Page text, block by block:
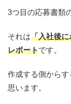
3つ目の応募書類
それは「入社後
レポートです。
作成する側から
思います。